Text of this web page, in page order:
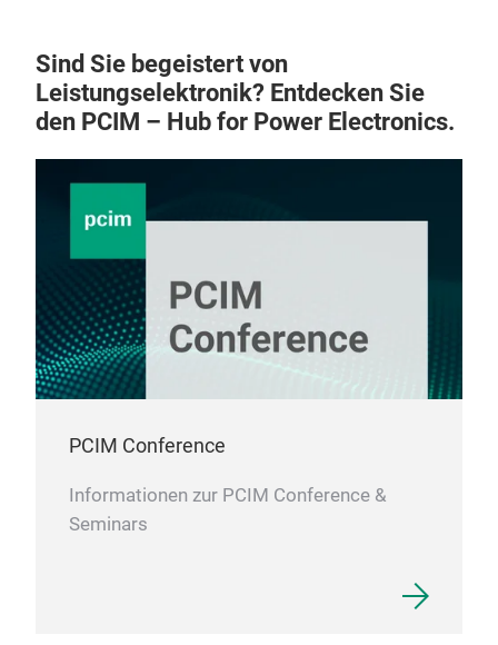
Sind Sie begeistert von
Leistungselektronik? Entdecken Sie
den PCIM – Hub for Power Electronics.
PCIM Conference
Informationen zur PCIM Conference &
Seminars